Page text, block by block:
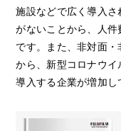
施設などで広く導入
がないことから、人
です。また、非対面
から、新型コロナウ
導入する企業が増加し